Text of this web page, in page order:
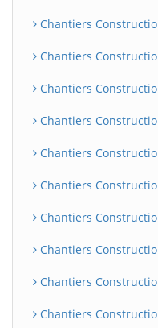
Chantiers
Chantiers
Chantiers
Chantiers
Chantiers
Chantiers
Chantiers
Chantiers
Chantiers
Chantiers